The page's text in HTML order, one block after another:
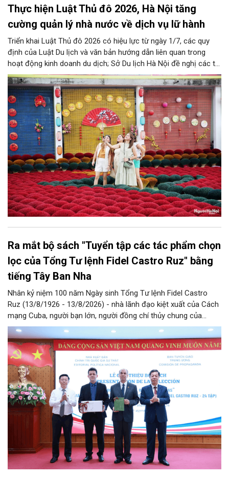
Thực hiện Luật Thủ đô 2026, Hà Nội tăng
cường quản lý nhà nước về dịch vụ lữ hành
Triển khai Luật Thủ đô 2026 có hiệu lực từ ngày 1/7, các quy
định của Luật Du lịch và văn bản hướng dẫn liên quan trong
hoạt động kinh doanh du dịch; Sở Du lịch Hà Nội đề nghị các tổ
chức, đơn vị, doanh nghiệp kinh doanh dịch vụ lữ hành trên địa
bàn thành phố thực hiện một số nội dung quan trọng. Qua đó
góp phần thực hiện thắng lợi các mục tiêu phát triển du lịch Hà
Nội năm 2026 và giai đoạn tiếp theo.
Ra mắt bộ sách "Tuyển tập các tác phẩm chọn
lọc của Tổng Tư lệnh Fidel Castro Ruz" bằng
tiếng Tây Ban Nha
Nhân kỷ niệm 100 năm Ngày sinh Tổng Tư lệnh Fidel Castro
Ruz (13/8/1926 - 13/8/2026) - nhà lãnh đạo kiệt xuất của Cách
mạng Cuba, người bạn lớn, người đồng chí thủy chung của
Đảng, Nhà nước và nhân dân Việt Nam, chiều 5/8, tại Hà Nội,
Nhà xuất bản Chính trị quốc gia Sự thật phối hợp với Ban Tuyên
giáo Trung ương tổ chức Lễ giới thiệu bộ sách “Tuyển tập các
tác phẩm chọn lọc của Tổng Tư lệnh Fidel Castro Ruz” gồm 24
tập bằng tiếng Tây Ban Nha.